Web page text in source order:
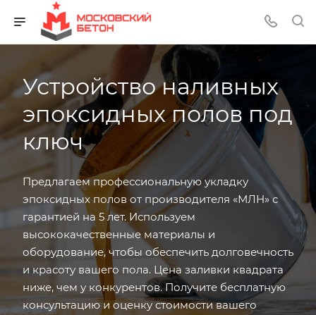
Устройство наливных
эпоксидных полов под
ключ
Предлагаем профессиональную укладку
эпоксидных полов от производителя «МЛН» с
гарантией на 5 лет. Используем
высококачественные материалы и
оборудование, чтобы обеспечить долговечность
и красоту вашего пола. Цена заливки квадрата
ниже, чем у конкурентов. Получите бесплатную
консультацию и оценку стоимости вашего